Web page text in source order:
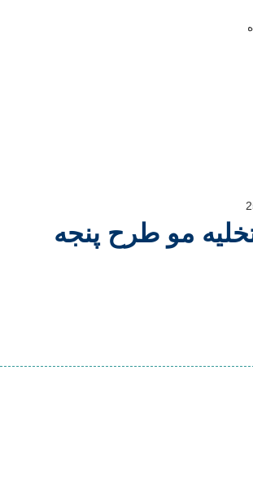
مو طرح پنجه